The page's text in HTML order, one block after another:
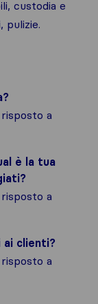
custodia e
pulizie.
a
è la tua
a
ai clienti?
a